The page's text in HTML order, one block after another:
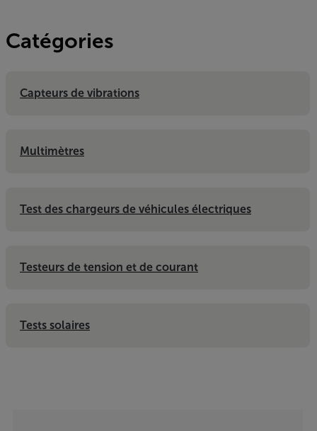
Catégories
Capteurs de vibrations
Multimètres
Test des chargeurs de véhicules électriques
Testeurs de tension et de courant
Tests solaires